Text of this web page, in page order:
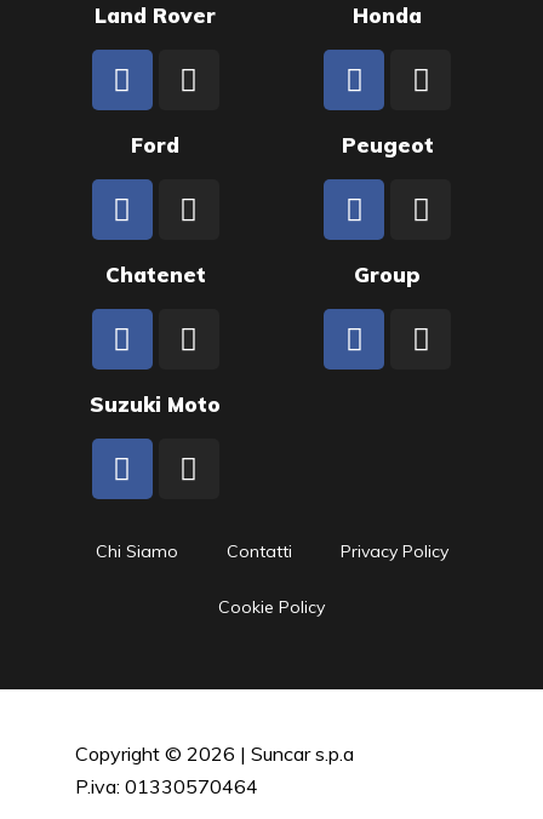
Land Rover Honda
Ford Peugeot
Chatenet Group
Suzuki Moto
Chi Siamo Contatti Privacy Policy
Cookie Policy
Copyright © 2026 | Suncar s.p.a
P.iva: 01330570464